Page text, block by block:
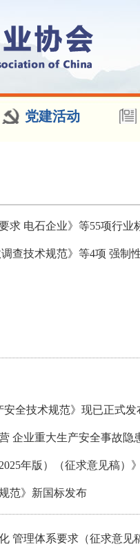
党建活动
求 电石企业》等55项行
查技术规范》等4项 强制
全技术规范》现已正式发
企业重大生产安全事故
年版）（征求意见稿）
范》新国标发布
管理体系要求（征求意见